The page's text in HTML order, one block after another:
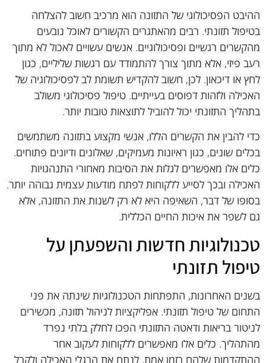
ההיבט הפסיכולוגי של התזונה הוא מרכיב חשוב להצלחה
בטיפול תזונתי. רבים מהאתגרים הקשורים לאוכל נובעים
מהקשרים רגשיים ופסיכולוגיים. אנשים עשויים לאכול לא מתוך
רעב פיזי, אלא מתוך צורך להתמודד עם רגשות שליליים, כגון
לחץ או דיכאון. לכן, חשוב להקדיש תשומת לב לפסיכולוגיה של
האכילה ולזהות דפוסים בעייתיים. טיפול פסיכולוגי משולב
בתהליך התזונתי יכול להוביל לתוצאות טובות יותר.
כדי להבין את הקשרים הללו, אנשי מקצוע בתזונה משתמשים
בכלים שונים, כגון ראיונות מעמיקים, שאלונים ודיונים פתוחים.
כלים אלו מאפשרים לגלות את הסיבות מאחורי התנהגויות
האכילה ובכך לסייע ללקוחות לפתח מודעות עצמית גבוהה יותר.
בסופו של דבר, השאיפה היא לא רק לשנות את התזונה, אלא
גם לשפר את איכות החיים הכללית.
טכנולוגיות חדשות והשפעתן על
טיפול תזונתי
בשנים האחרונות, התפתחות הטכנולוגיות שינתה את פני
התחום של טיפול תזונתי. אפליקציות לניהול תזונה, מכשירים
לניטור בריאות ודאטה התזונתי הפכו לחלק בלתי נפרד
מהתהליך. כלים אלו מאפשרים ללקוחות לעקוב אחר
ההתקדמות שלהם בזמן אמת, לנתח את הרגלי האכילה ולקבל